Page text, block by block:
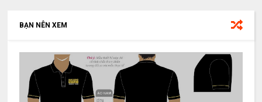
BẠN NÊN XEM